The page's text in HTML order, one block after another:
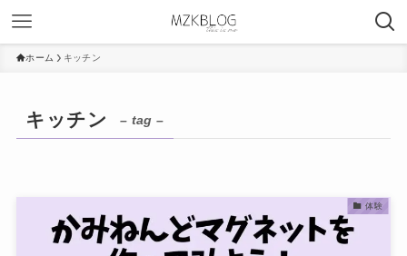
ホーム キッチン
キッチン – tag –
体験